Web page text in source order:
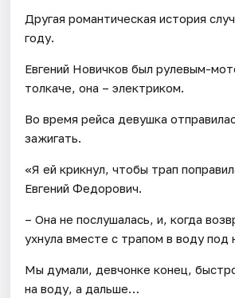
Другая романтическая история
году.
Евгений Новичков был рулевым-
толкаче, она – электриком.
Во время рейса девушка
зажигать.
«Я ей крикнул, чтобы трап
Евгений Федорович.
– Она не послушалась, и, когда
ухнула вместе с трапом в воду под
​Мы думали, девчонке конец,
на воду, а дальше…